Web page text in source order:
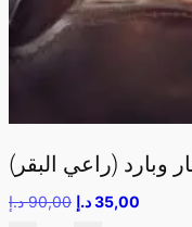
وبارد (راعي البقر)
90,00 د.إ 35,00د.إ